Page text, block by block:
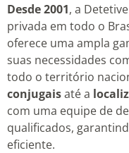
Desde 2001, a
privada em todo o
oferece uma ampla
suas necessidades
todo o território
conjugaisaté a
com uma equipe de
qualificados,
eficiente.